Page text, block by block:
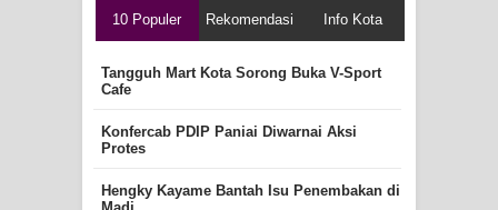
10 Populer Rekomendasi Info Kota
Tangguh Mart Kota Sorong Buka V-Sport
Cafe
Konfercab PDIP Paniai Diwarnai Aksi
Protes
Hengky Kayame Bantah Isu Penembakan di